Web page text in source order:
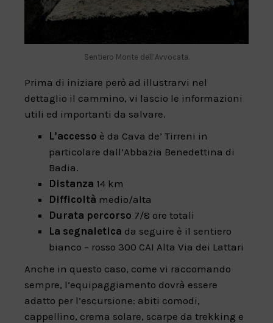
Sentiero Monte dell’Avvocata.
Prima di iniziare però ad illustrarvi nel
dettaglio il cammino, vi lascio le informazioni
utili ed importanti da salvare.
L’accesso è da Cava de’ Tirreni in
particolare dall’Abbazia Benedettina di
Badia.
Distanza 14 km
Difficoltà medio/alta
Durata percorso 7/8 ore totali
La segnaletica da seguire è il sentiero
bianco – rosso 300 CAI Alta Via dei Lattari
Anche in questo caso, come vi raccomando
sempre, l’equipaggiamento dovrà essere
adatto per l’escursione: abiti comodi,
cappellino, crema solare, scarpe da trekking e